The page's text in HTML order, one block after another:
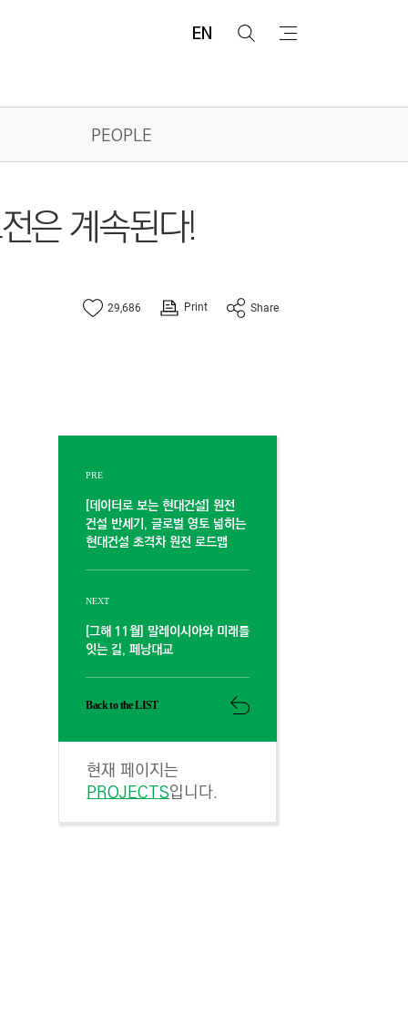
EN
검
PEOPLE
은 계속된다!
29,686 Print Share
PRE
[데이터로 보는 현대건설] 원전
건설 반세기, 글로벌 영토 넓히는
현대건설 초격차 원전 로드맵
NEXT
[그해 11월] 말레이시아와 미래를
잇는 길, 페낭대교
Back to the LIST
현재 페이지는
PROJECTS입니다.